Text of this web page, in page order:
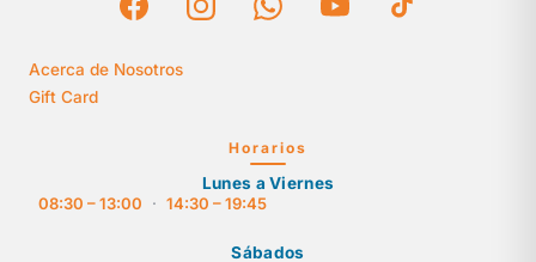
Acerca de Nosotros
Gift Card
Horarios
Lunes a Viernes
08:30 – 13:00
· 14:30 – 19:45
Sábados